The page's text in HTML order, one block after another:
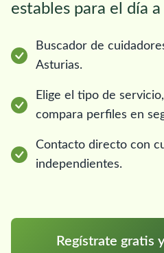
estables para el día a
Buscador de
Asturias.
Elige el tipo de
compara perfiles en
Contacto directo con
independientes.
Regístrate gratis